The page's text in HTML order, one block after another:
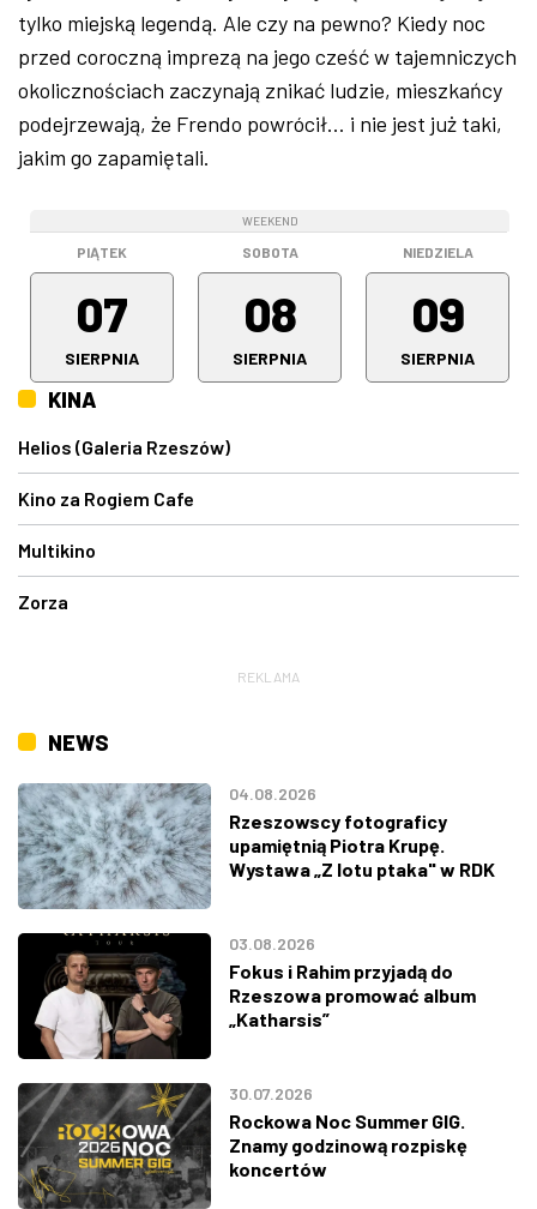
tylko miejską legendą. Ale czy na pewno? Kiedy noc
przed coroczną imprezą na jego cześć w tajemniczych
okolicznościach zaczynają znikać ludzie, mieszkańcy
podejrzewają, że Frendo powrócił… i nie jest już taki,
jakim go zapamiętali.
PIĄTEK
07
SIERPNIA
WEEKEND
SOBOTA
08
SIERPNIA
NIEDZIELA
09
SIERPNIA
KINA
Helios (Galeria Rzeszów)
Kino za Rogiem Cafe
Multikino
Zorza
REKLAMA
NEWS
04.08.2026
Rzeszowscy fotograficy
upamiętnią Piotra Krupę.
Wystawa „Z lotu ptaka" w RDK
03.08.2026
Fokus i Rahim przyjadą do
Rzeszowa promować album
„Katharsis”
30.07.2026
Rockowa Noc Summer GIG.
Znamy godzinową rozpiskę
koncertów